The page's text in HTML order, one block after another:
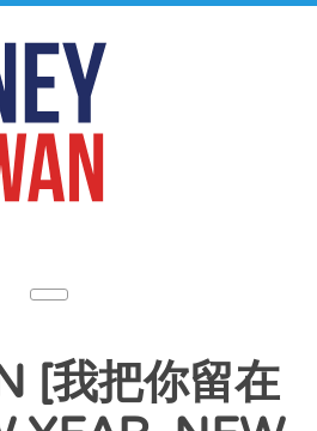
[我把你留在